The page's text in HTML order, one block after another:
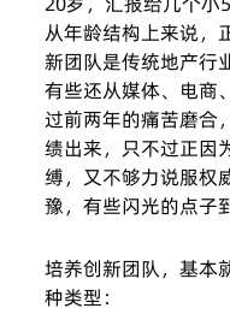
从年龄结构上来说，
新团队是传统地产行
有些还从媒体、电商
过前两年的痛苦磨合
绩出来，只不过正因
缚，又不够力说服权
豫，有些闪光的点子
培养创新团队，基本
种类型：